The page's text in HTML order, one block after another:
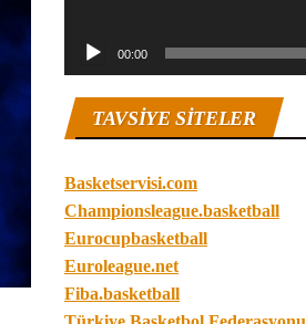
00:00
TAVSIYE SITELER
Basketservisi.com
Championsleague.basketball
Eurocupbasketball
Euroleague.net
Fiba.basketball